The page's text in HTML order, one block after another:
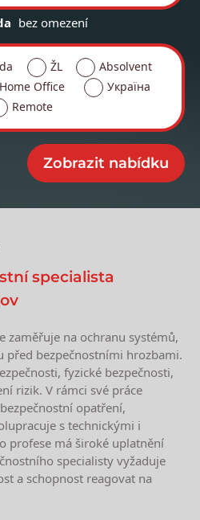
bez omezení
ŽL
Absolvent
Home Office
Україна
Remote
specialista
zaměřuje na ochranu systémů,
před bezpečnostními hrozbami.
fyzické bezpečnosti,
rizik. V rámci své práce
opatření,
s technickými i
profese má široké uplatnění
specialisty vyžaduje
a schopnost reagovat na